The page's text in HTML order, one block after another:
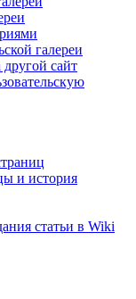
галереи
сайт
и история
статьи в Wiki